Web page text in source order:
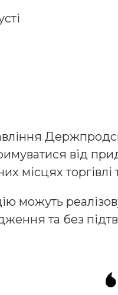
від
місцях
можуть
та без